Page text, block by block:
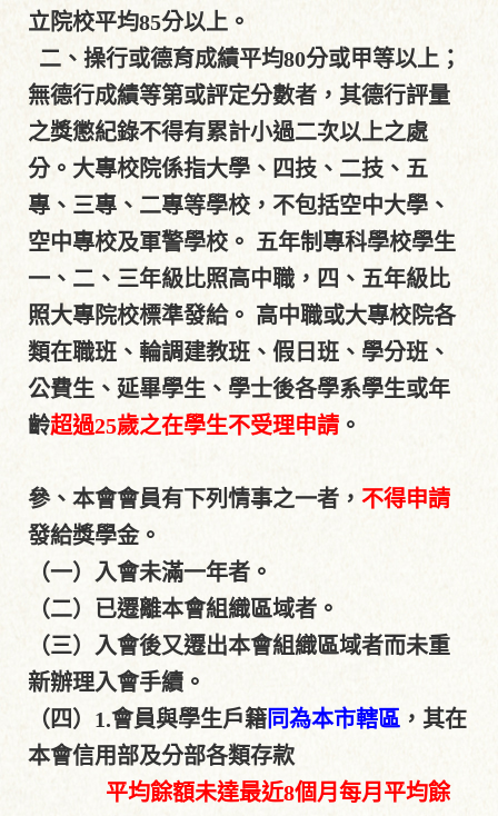
立院校平均85分以上。
二、操行或德育成績平均80分或甲等以上；
無德行成績等第或評定分數者，其德行評量
之獎懲紀錄不得有累計小過二次以上之處
分。大專校院係指大學、四技、二技、五
專、三專、二專等學校，不包括空中大學、
空中專校及軍警學校。 五年制專科學校學生
一、二、三年級比照高中職，四、五年級比
照大專院校標準發給。 高中職或大專校院各
類在職班、輪調建教班、假日班、學分班、
公費生、延畢學生、學士後各學系學生或年
齡超過25歲之在學生不受理申請 。
參、本會會員有下列情事之一者， 不得申請
發給獎學金。
（一）入會未滿一年者。
（二）已遷離本會組織區域者。
（三）入會後又遷出本會組織區域者而未重
新辦理入會手續。
（四）1.會員與學生戶籍 同為本市轄區 ，其在
本會信用部及分部各類存款
平均餘額未達最近8個月 每月平均餘